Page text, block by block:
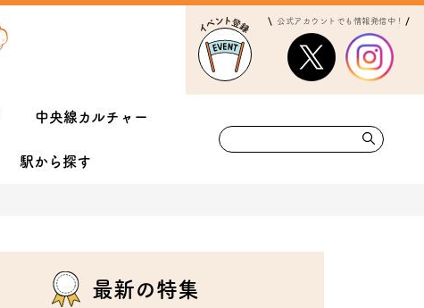
公式アカウントでも情報発信中！
中央線カルチャー
駅から探す
最新の特集